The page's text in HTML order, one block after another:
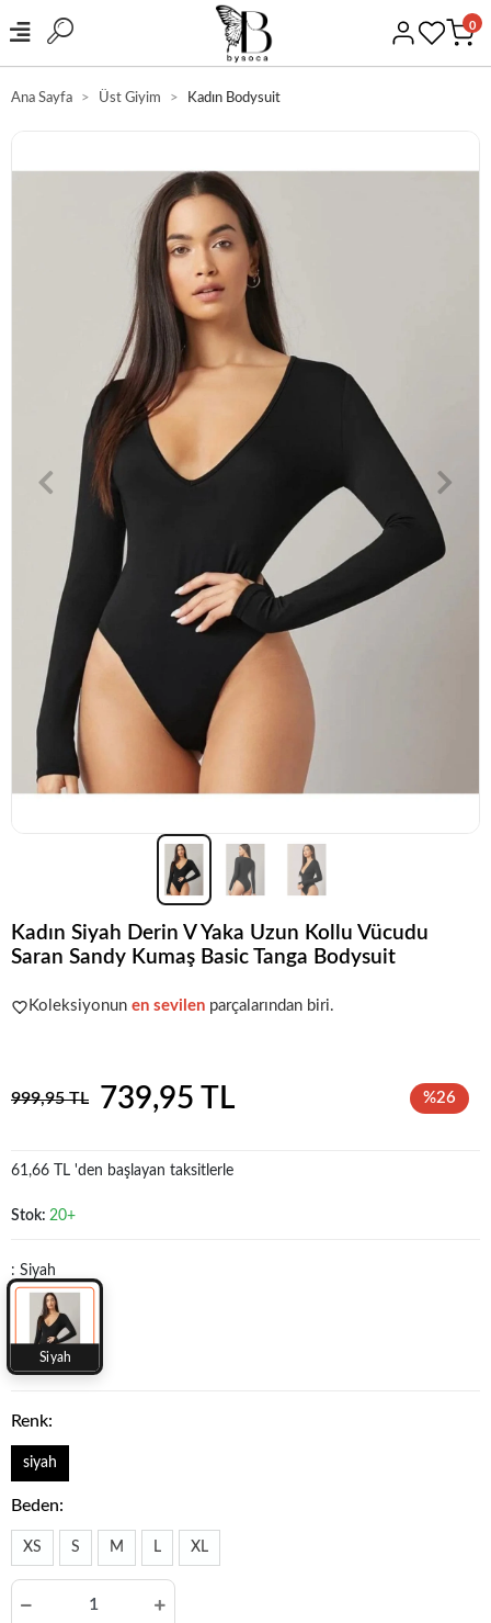
0
Ana Sayfa Üst Giyim Kadın Bodysuit
Kadın Siyah Derin V Yaka Uzun Kollu Vücudu
Saran Sandy Kumaş Basic Tanga Bodysuit
Acele et!Stoklar hızla azalıyor!
Koleksiyonun en sevilen parçalarından biri.
999,95 TL 739,95 TL %26
61,66 TL 'den başlayan taksitlerle
Stok: 20+
: Siyah
Siyah
Renk:
siyah
Beden:
XS S M L XL